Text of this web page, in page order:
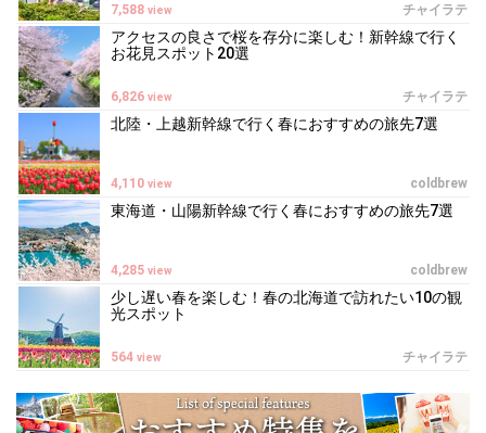
チャイラテ
7,588 view
アクセスの良さで桜を存分に楽しむ！新幹線で行く
お花見スポット20選
チャイラテ
6,826 view
北陸・上越新幹線で行く春におすすめの旅先7選
coldbrew
4,110 view
東海道・山陽新幹線で行く春におすすめの旅先7選
coldbrew
4,285 view
少し遅い春を楽しむ！春の北海道で訪れたい10の観
光スポット
チャイラテ
564 view